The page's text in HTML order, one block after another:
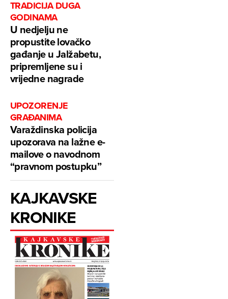
TRADICIJA DUGA
GODINAMA
U nedjelju ne
propustite lovačko
gađanje u Jalžabetu,
pripremljene su i
vrijedne nagrade
UPOZORENJE
GRAĐANIMA
Varaždinska policija
upozorava na lažne e-
mailove o navodnom
“pravnom postupku”
KAJKAVSKE
KRONIKE